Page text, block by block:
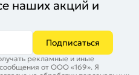
наших акций и
Подписаться
рекламные и иные
от ООО «169». Я